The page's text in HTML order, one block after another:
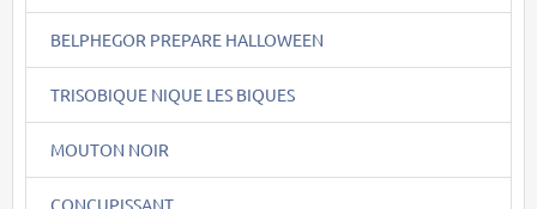
BELPHEGOR PREPARE HALLOWEEN
TRISOBIQUE NIQUE LES BIQUES
MOUTON NOIR
CONCUPISSANT